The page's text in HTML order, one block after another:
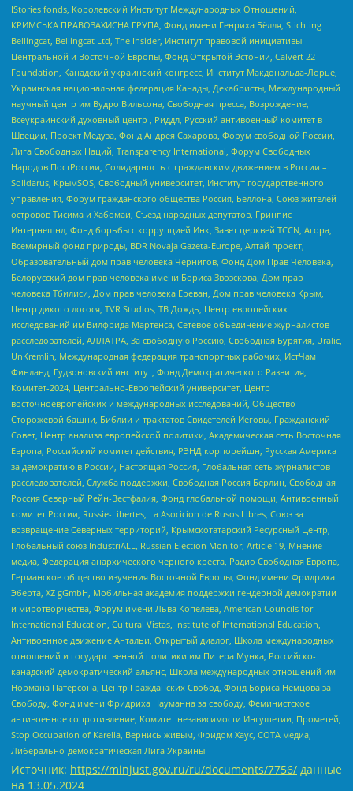
IStories fonds, Королевский Институт Международных Отношений,
КРИМСЬКА ПРАВОЗАХИСНА ГРУПА, Фонд имени Генриха Бёлля, Stichting
Bellingcat, Bellingcat Ltd, The Insider, Институт правовой инициативы
Центральной и Восточной Европы, Фонд Открытой Эстонии, Calvert 22
Foundation, Канадский украинский конгресс, Институт Макдональда-Лорье,
Украинская национальная федерация Канады, Декабристы, Международный
научный центр им Вудро Вильсона, Свободная пресса, Возрождение,
Всеукраинский духовный центр , Риддл, Русский антивоенный комитет в
Швеции, Проект Медуза, Фонд Андрея Сахарова, Форум свободной России,
Лига Свободных Наций, Transparеncy International, Форум Свободных
Народов ПостРоссии, Солидарность с гражданским движением в России –
Solidarus, КрымSOS, Свободный университет, Институт государственного
управления, Форум гражданского общества Россия, Беллона, Союз жителей
островов Тисима и Хабомаи, Съезд народных депутатов, Гринпис
Интернешнл, Фонд борьбы с коррупцией Инк, Завет церквей TCCN, Агора,
Всемирный фонд природы, BDR Novaja Gazeta-Europe, Алтай проект,
Образовательный дом прав человека Чернигов, Фонд Дом Прав Человека,
Белорусский дом прав человека имени Бориса Звозскова, Дом прав
человека Тбилиси, Дом прав человека Ереван, Дом прав человека Крым,
Центр дикого лосося, TVR Studios, ТВ Дождь, Центр европейских
исследований им Вилфрида Мартенса, Сетевое объединение журналистов
расследователей, АЛЛАТРА, За свободную Россию, Свободная Бурятия, Uralic,
UnKremlin, Международная федерация транспортных рабочих, ИстЧам
Финланд, Гудзоновский институт, Фонд Демократического Развития,
Комитет-2024, Центрально-Европейский университет, Центр
восточноевропейских и международных исследований, Общество
Сторожевой башни, Библии и трактатов Свидетелей Иеговы, Гражданский
Совет, Центр анализа европейской политики, Академическая сеть Восточная
Европа, Российский комитет действия, РЭНД корпорейшн, Русская Америка
за демократию в России, Настоящая Россия, Глобальная сеть журналистов-
расследователей, Служба поддержки, Свободная Россия Берлин, Свободная
Россия Северный Рейн-Вестфалия, Фонд глобальной помощи, Антивоенный
комитет России, Russie-Libertes, La Asocicion de Rusos Libres, Союз за
возвращение Северных территорий, Крымскотатарский Ресурсный Центр,
Глобальный союз IndustriALL, Russian Election Monitor, Article 19, Мнение
медиа, Федерация анархического черного креста, Радио Свободная Европа,
Германское общество изучения Восточной Европы, Фонд имени Фридриха
Эберта, XZ gGmbH, Мобильная академия поддержки гендерной демократии
и миротворчества, Форум имени Льва Копелева, American Councils for
International Education, Cultural Vistas, Institute of International Education,
Антивоенное движение Антальи, Открытый диалог, Школа международных
отношений и государственной политики им Питера Мунка, Российско-
канадский демократический альянс, Школа международных отношений им
Нормана Патерсона, Центр Гражданских Свобод, Фонд Бориса Немцова за
Свободу, Фонд имени Фридриха Науманна за свободу, Феминистское
антивоенное сопротивление, Комитет независимости Ингушетии, Прометей,
Stop Occupation of Karelia, Вернись живым, Фридом Хаус, СОТА медиа,
Либерально-демократическая Лига Украины
Источник: https://minjust.gov.ru/ru/documents/7756/ данные
на 13.05.2024